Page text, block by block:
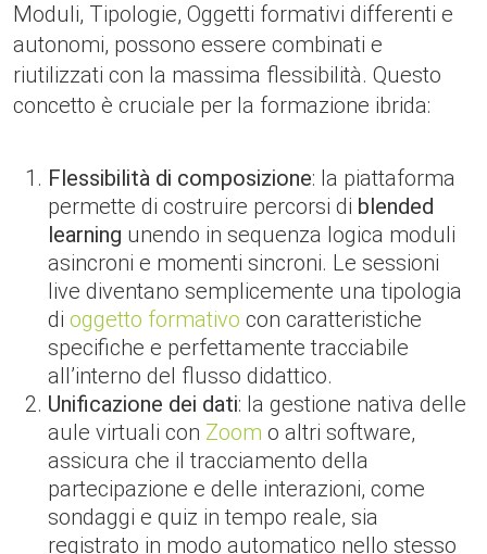
Moduli, Tipologie, Oggetti formativi differenti e
autonomi, possono essere combinati e
riutilizzati con la massima flessibilità. Questo
concetto è cruciale per la formazione ibrida:
Flessibilità di composizione: la piattaforma
permette di costruire percorsi di blended
learning unendo in sequenza logica moduli
asincroni e momenti sincroni. Le sessioni
live diventano semplicemente una tipologia
di oggetto formativo con caratteristiche
specifiche e perfettamente tracciabile
all’interno del flusso didattico.
Unificazione dei dati: la gestione nativa delle
aule virtuali con Zoom o altri software,
assicura che il tracciamento della
partecipazione e delle interazioni, come
sondaggi e quiz in tempo reale, sia
registrato in modo automatico nello stesso